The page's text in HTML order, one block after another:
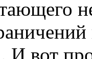
И вот